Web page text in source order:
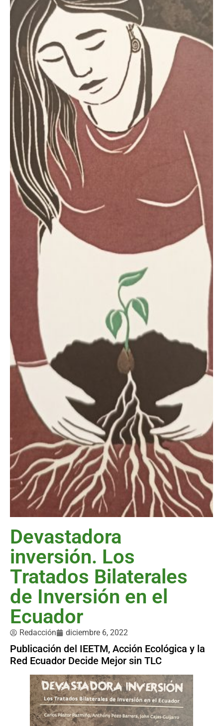
Devastadora
inversión. Los
Tratados Bilaterales
de Inversión en el
Ecuador
Redacción diciembre 6, 2022
Publicación del IEETM, Acción Ecológica y la
Red Ecuador Decide Mejor sin TLC